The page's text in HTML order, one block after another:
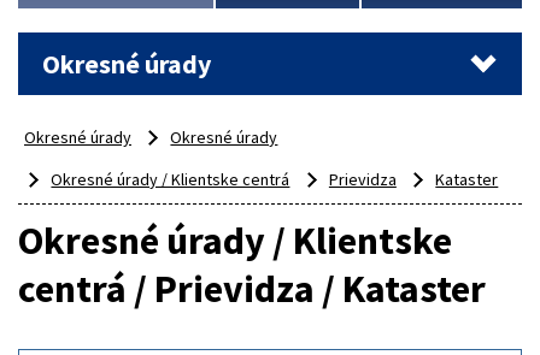
Okresné úrady
Okresné úrady
Okresné úrady
Okresné úrady / Klientske centrá
Prievidza Kataster
Okresné úrady / Klientske
centrá / Prievidza / Kataster